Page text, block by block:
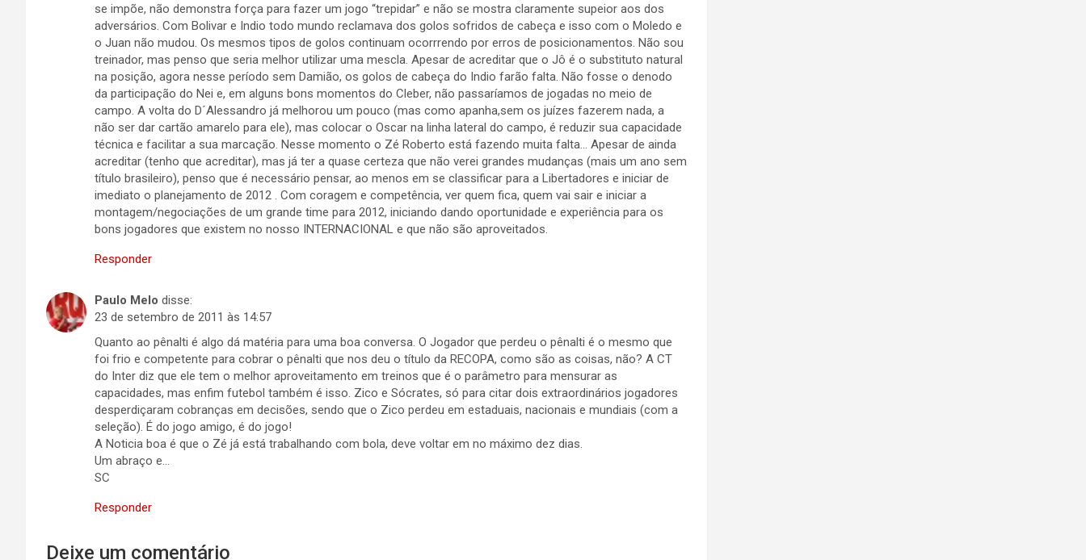
se impõe, não demonstra força para fazer um jogo “trepidar” e não se mostra claramente supeior aos dos
adversários. Com Bolivar e Indio todo mundo reclamava dos golos sofridos de cabeça e isso com o Moledo e
o Juan não mudou. Os mesmos tipos de golos continuam ocorrrendo por erros de posicionamentos. Não sou
treinador, mas penso que seria melhor utilizar uma mescla. Apesar de acreditar que o Jô é o substituto natural
na posição, agora nesse período sem Damião, os golos de cabeça do Indio farão falta. Não fosse o denodo
da participação do Nei e, em alguns bons momentos do Cleber, não passaríamos de jogadas no meio de
campo. A volta do D´Alessandro já melhorou um pouco (mas como apanha,sem os juízes fazerem nada, a
não ser dar cartão amarelo para ele), mas colocar o Oscar na linha lateral do campo, é reduzir sua capacidade
técnica e facilitar a sua marcação. Nesse momento o Zé Roberto está fazendo muita falta… Apesar de ainda
acreditar (tenho que acreditar), mas já ter a quase certeza que não verei grandes mudanças (mais um ano sem
título brasileiro), penso que é necessário pensar, ao menos em se classificar para a Libertadores e iniciar de
imediato o planejamento de 2012 . Com coragem e competência, ver quem fica, quem vai sair e iniciar a
montagem/negociações de um grande time para 2012, iniciando dando oportunidade e experiência para os
bons jogadores que existem no nosso INTERNACIONAL e que não são aproveitados.
Responder
Paulo Melo disse:
23 de setembro de 2011 às 14:57
Quanto ao pênalti é algo dá matéria para uma boa conversa. O Jogador que perdeu o pênalti é o mesmo que
foi frio e competente para cobrar o pênalti que nos deu o título da RECOPA, como são as coisas, não? A CT
do Inter diz que ele tem o melhor aproveitamento em treinos que é o parâmetro para mensurar as
capacidades, mas enfim futebol também é isso. Zico e Sócrates, só para citar dois extraordinários jogadores
desperdiçaram cobranças em decisões, sendo que o Zico perdeu em estaduais, nacionais e mundiais (com a
seleção). É do jogo amigo, é do jogo!
A Noticia boa é que o Zé já está trabalhando com bola, deve voltar em no máximo dez dias.
Um abraço e…
SC
Responder
Deixe um comentário